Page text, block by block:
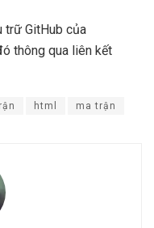
trữ GitHub của
thông qua liên kết
html ma trận